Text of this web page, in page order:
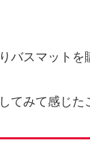
バスマットを
てみて感じた